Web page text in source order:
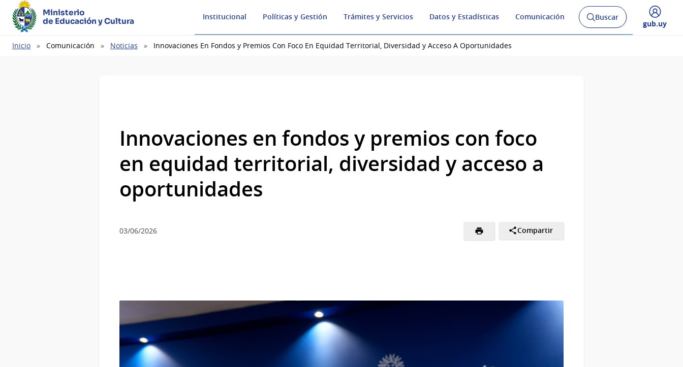
Ministerio
de Educación y Cultura
Institucional Políticas y Gestión Trámites y Servicios Datos y Estadísticas Comunicación
Abrir
buscador
Buscar
Desplegar
gub.uy
Ruta
Inicio Comunicación Noticias Innovaciones En Fondos y Premios Con Foco En Equidad Territorial, Diversidad y Acceso A Oportunidades
Innovaciones en fondos y premios con foco
en equidad territorial, diversidad y acceso a
oportunidades
03/06/2026 Compartir